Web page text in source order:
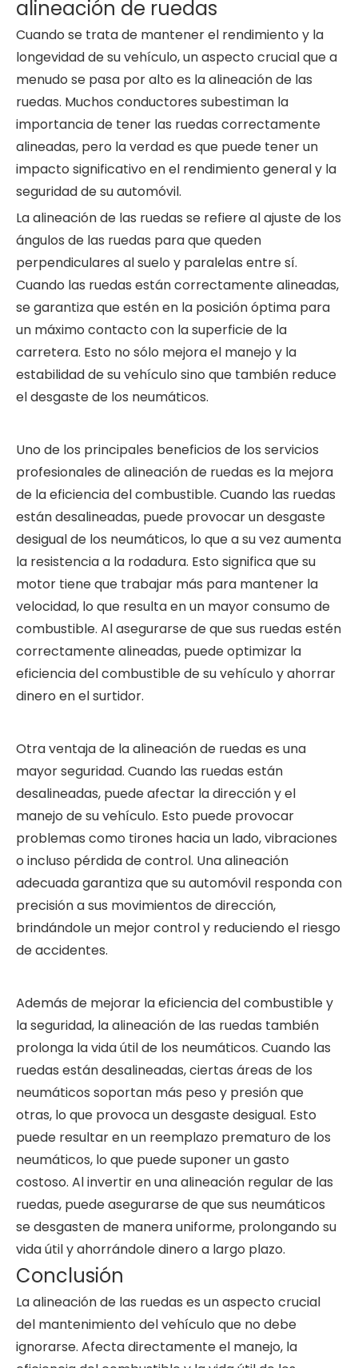
alineación de ruedas
Cuando se trata de mantener el rendimiento y la
longevidad de su vehículo, un aspecto crucial que a
menudo se pasa por alto es la alineación de las
ruedas. Muchos conductores subestiman la
importancia de tener las ruedas correctamente
alineadas, pero la verdad es que puede tener un
impacto significativo en el rendimiento general y la
seguridad de su automóvil.
La alineación de las ruedas se refiere al ajuste de los
ángulos de las ruedas para que queden
perpendiculares al suelo y paralelas entre sí.
Cuando las ruedas están correctamente alineadas,
se garantiza que estén en la posición óptima para
un máximo contacto con la superficie de la
carretera. Esto no sólo mejora el manejo y la
estabilidad de su vehículo sino que también reduce
el desgaste de los neumáticos.
Uno de los principales beneficios de los servicios
profesionales de alineación de ruedas es la mejora
de la eficiencia del combustible. Cuando las ruedas
están desalineadas, puede provocar un desgaste
desigual de los neumáticos, lo que a su vez aumenta
la resistencia a la rodadura. Esto significa que su
motor tiene que trabajar más para mantener la
velocidad, lo que resulta en un mayor consumo de
combustible. Al asegurarse de que sus ruedas estén
correctamente alineadas, puede optimizar la
eficiencia del combustible de su vehículo y ahorrar
dinero en el surtidor.
Otra ventaja de la alineación de ruedas es una
mayor seguridad. Cuando las ruedas están
desalineadas, puede afectar la dirección y el
manejo de su vehículo. Esto puede provocar
problemas como tirones hacia un lado, vibraciones
o incluso pérdida de control. Una alineación
adecuada garantiza que su automóvil responda con
precisión a sus movimientos de dirección,
brindándole un mejor control y reduciendo el riesgo
de accidentes.
Además de mejorar la eficiencia del combustible y
la seguridad, la alineación de las ruedas también
prolonga la vida útil de los neumáticos. Cuando las
ruedas están desalineadas, ciertas áreas de los
neumáticos soportan más peso y presión que
otras, lo que provoca un desgaste desigual. Esto
puede resultar en un reemplazo prematuro de los
neumáticos, lo que puede suponer un gasto
costoso. Al invertir en una alineación regular de las
ruedas, puede asegurarse de que sus neumáticos
se desgasten de manera uniforme, prolongando su
vida útil y ahorrándole dinero a largo plazo.
Conclusión
La alineación de las ruedas es un aspecto crucial
del mantenimiento del vehículo que no debe
ignorarse. Afecta directamente el manejo, la